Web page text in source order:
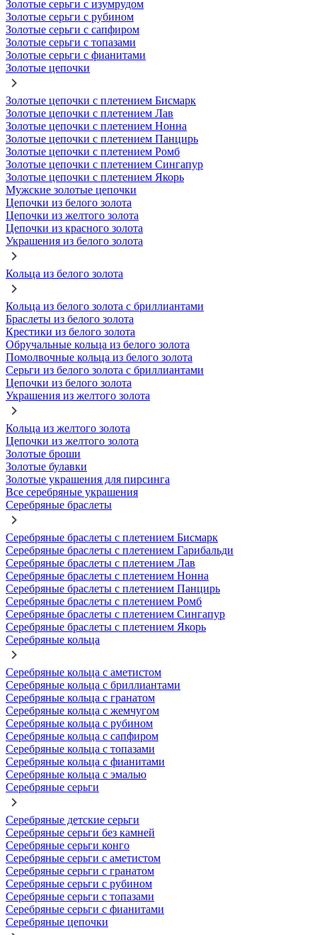
Золотые серьги с изумрудом
Золотые серьги с рубином
Золотые серьги с сапфиром
Золотые серьги с топазами
Золотые серьги с фианитами
Золотые цепочки
Золотые цепочки с плетением Бисмарк
Золотые цепочки с плетением Лав
Золотые цепочки с плетением Нонна
Золотые цепочки с плетением Панцирь
Золотые цепочки с плетением Ромб
Золотые цепочки с плетением Сингапур
Золотые цепочки с плетением Якорь
Мужские золотые цепочки
Цепочки из белого золота
Цепочки из желтого золота
Цепочки из красного золота
Украшения из белого золота
Кольца из белого золота
Кольца из белого золота с бриллиантами
Браслеты из белого золота
Крестики из белого золота
Обручальные кольца из белого золота
Помолвочные кольца из белого золота
Серьги из белого золота с бриллиантами
Цепочки из белого золота
Украшения из желтого золота
Кольца из желтого золота
Цепочки из желтого золота
Золотые броши
Золотые булавки
Золотые украшения для пирсинга
Все серебряные украшения
Серебряные браслеты
Серебряные браслеты с плетением Бисмарк
Серебряные браслеты с плетением Гарибальди
Серебряные браслеты с плетением Лав
Серебряные браслеты с плетением Нонна
Серебряные браслеты с плетением Панцирь
Серебряные браслеты с плетением Ромб
Серебряные браслеты с плетением Сингапур
Серебряные браслеты с плетением Якорь
Серебряные кольца
Серебряные кольца с аметистом
Серебряные кольца с бриллиантами
Серебряные кольца с гранатом
Серебряные кольца с жемчугом
Серебряные кольца с рубином
Серебряные кольца с сапфиром
Серебряные кольца с топазами
Серебряные кольца с фианитами
Серебряные кольца с эмалью
Серебряные серьги
Серебряные детские серьги
Серебряные серьги без камней
Серебряные серьги конго
Серебряные серьги с аметистом
Серебряные серьги с гранатом
Серебряные серьги с рубином
Серебряные серьги с топазами
Серебряные серьги с фианитами
Серебряные цепочки